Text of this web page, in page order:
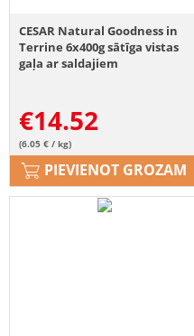
CESAR Natural Goodness in
Terrine 6x400g sātīga vistas
gaļa ar saldajiem
€14.52
(6.05 € / kg)
PIEVIENOT GROZAM